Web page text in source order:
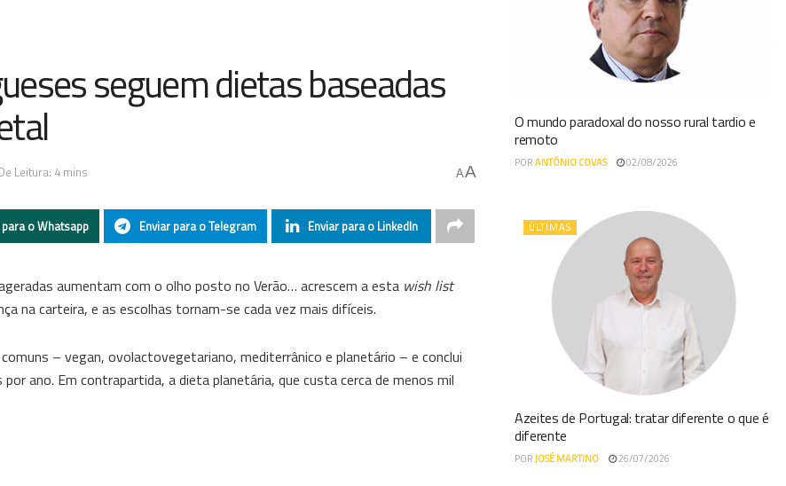
seguem dietas baseadas
Leitura: 4 mins AA
para o Whatsapp Enviar para o Telegram Enviar para o LinkedIn
aumentam com o olho posto no Verão… acrescem a esta wish list
na carteira, e as escolhas tornam-se cada vez mais difíceis.
– vegan, ovolactovegetariano, mediterrânico e planetário – e conclui
ano. Em contrapartida, a dieta planetária, que custa cerca de menos mil
O mundo paradoxal do nosso rural tardio e
remoto
PORANTÓNIO COVAS 02/08/2026
ÚLTIMAS
Azeites de Portugal: tratar diferente o que é
diferente
PORJOSÉ MARTINO 26/07/2026